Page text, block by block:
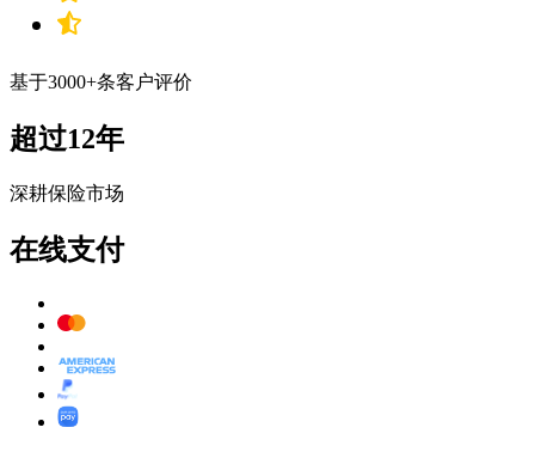
基于3000+条客户评价
超过12年
深耕保险市场
在线支付